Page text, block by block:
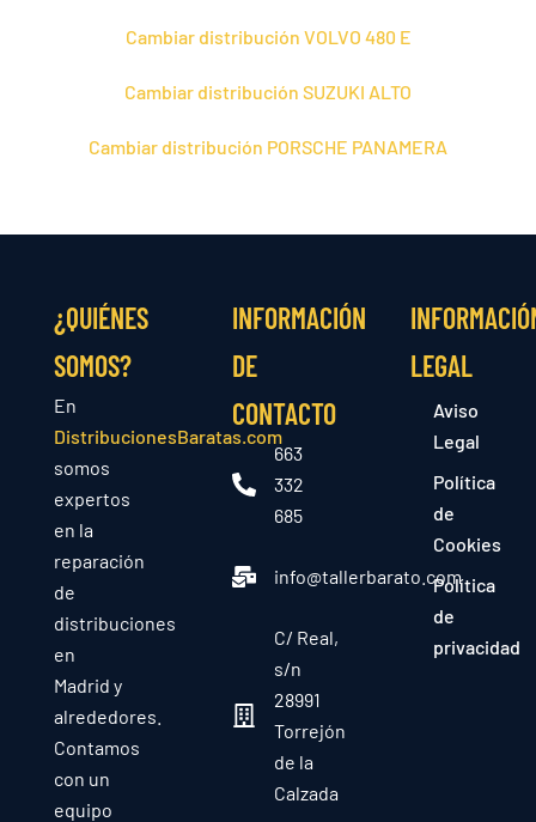
Cambiar distribución VOLVO 480 E
Cambiar distribución SUZUKI ALTO
Cambiar distribución PORSCHE PANAMERA
¿QUIÉNES
SOMOS?
En
DistribucionesBaratas.com
somos
expertos
en la
reparación
de
distribuciones
en
Madrid y
alrededores.
Contamos
con un
equipo
INFORMACIÓN
DE
CONTACTO
663
332
685
info@tallerbarato.com
C/ Real,
s/n
28991
Torrejón
de la
Calzada
LEGAL
Aviso
Legal
Política
de
Cookies
Política
de
privacidad